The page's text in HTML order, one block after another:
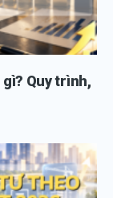
Quy trình,